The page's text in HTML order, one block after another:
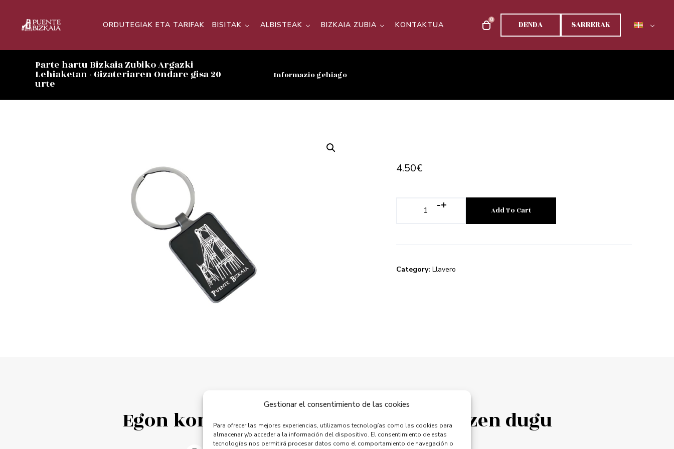
Gestionar el consentimiento de las cookies
Para ofrecer las mejores experiencias, utilizamos tecnologías como las cookies para
almacenar y/o acceder a la información del dispositivo. El consentimiento de estas
tecnologías nos permitirá procesar datos como el comportamiento de navegación o
ORDUTEGIAK ETA TARIFAK BISITAK ALBISTEAK BIZKAIA ZUBIA KONTAKTUA
0 DENDA SARRERAK
Parte hartu Bizkaia Zubiko Argazki
Lehiaketan - Gizateriaren Ondare gisa 20
urte
Informazio gehiago
4.50€
-+ Add To Cart
Category: Llavero
Egon konektatuta. Zure iritzia eskertzen dugu